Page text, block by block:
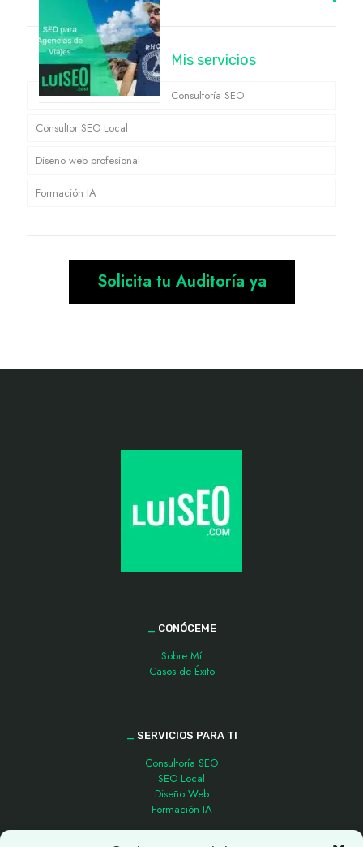
Mis servicios
Consultoría SEO
Consultor SEO Local
Diseño web profesional
Formación IA
Solicita tu Auditoría ya
CONÓCEME
Sobre Mí
Casos de Éxito
SERVICIOS PARA TI
Consultoría SEO
SEO Local
Diseño Web
Formación IA